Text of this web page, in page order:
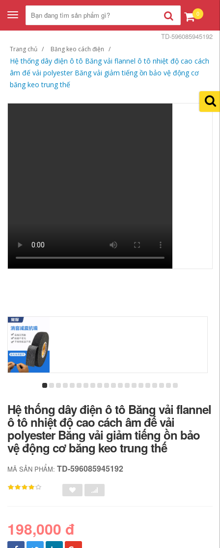
Toggle
navigation
0
Trang chủ Băng keo cách điện
Hệ thống dây điện ô tô Băng vải flannel ô tô nhiệt độ cao cách
âm đế vải polyester Băng vải giảm tiếng ồn bảo vệ động cơ
băng keo trung thế
TD-596085945192
Hệ thống dây điện ô tô Băng vải flannel
ô tô nhiệt độ cao cách âm đế vải
polyester Băng vải giảm tiếng ồn bảo
vệ động cơ băng keo trung thế
MÃ SẢN PHẨM: TD-596085945192
198,000 đ